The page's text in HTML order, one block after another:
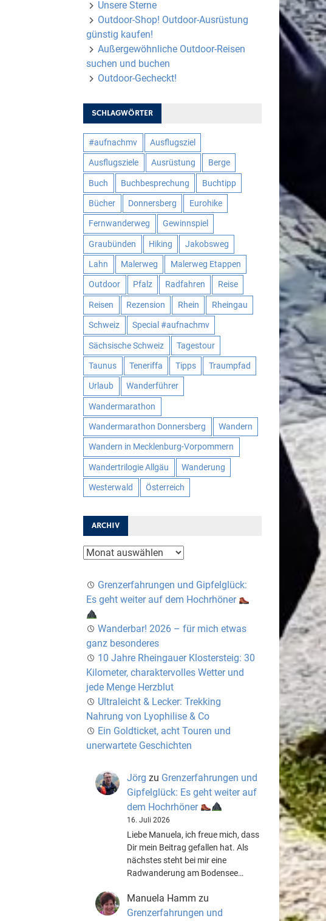
Unsere Sterne
Outdoor-Shop! Outdoor-Ausrüstung
günstig kaufen!
Außergewöhnliche Outdoor-Reisen
suchen und buchen
Outdoor-Gecheckt!
SCHLAGWÖRTER
#aufnachmv Ausflugsziel
Ausflugsziele Ausrüstung Berge
Buch Buchbesprechung Buchtipp
Bücher Donnersberg Eurohike
Fernwanderweg Gewinnspiel
Graubünden Hiking Jakobsweg
Lahn Malerweg Malerweg Etappen
Outdoor Pfalz Radfahren Reise
Reisen Rezension Rhein Rheingau
Schweiz Special #aufnachmv
Sächsische Schweiz Tagestour
Taunus Teneriffa Tipps Traumpfad
Urlaub Wanderführer
Wandermarathon
Wandermarathon Donnersberg Wandern
Wandern in Mecklenburg-Vorpommern
Wandertrilogie Allgäu Wanderung
Westerwald Österreich
ARCHIV
Archiv
Grenzerfahrungen und Gipfelglück:
Es geht weiter auf dem Hochrhöner
Wanderbar! 2026 – für mich etwas
ganz besonderes
10 Jahre Rheingauer Klostersteig: 30
Kilometer, charaktervolles Wetter und
jede Menge Herzblut
Ultraleicht & Lecker: Trekking
Nahrung von Lyophilise & Co
Ein Goldticket, acht Touren und
unerwartete Geschichten
Jörg zu Grenzerfahrungen und
Gipfelglück: Es geht weiter auf
dem Hochrhöner
16. Juli 2026
Liebe Manuela, ich freue mich, dass
Dir mein Beitrag gefallen hat. Als
nächstes steht bei mir eine
Radwanderung am Bodensee…
Manuela Hamm zu
Grenzerfahrungen und